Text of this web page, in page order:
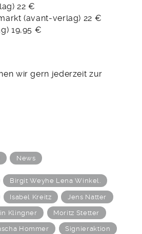
22 €
(avant-verlag) 22 €
19,95 €
wir gern jederzeit zur
News
Birgit Weyhe Lena Winkel.
Isabel Kreitz Jens Natter
Klingner Moritz Stetter
Hommer Signieraktion